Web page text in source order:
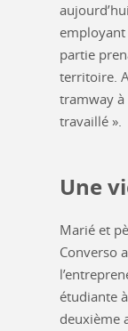
partie
territoire.
tramway à
travaillé ».
Une
Marié et
Converso
étudiante
deuxième